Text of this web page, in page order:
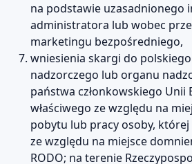
na podstawie uzasadnionego
administratora lub wobec
marketingu bezpośredniego,
wniesienia skargi do
nadzorczego lub organu
państwa członkowskiego Unii
właściwego ze względu na
pobytu lub pracy osoby,
ze względu na miejsce
RODO; na terenie